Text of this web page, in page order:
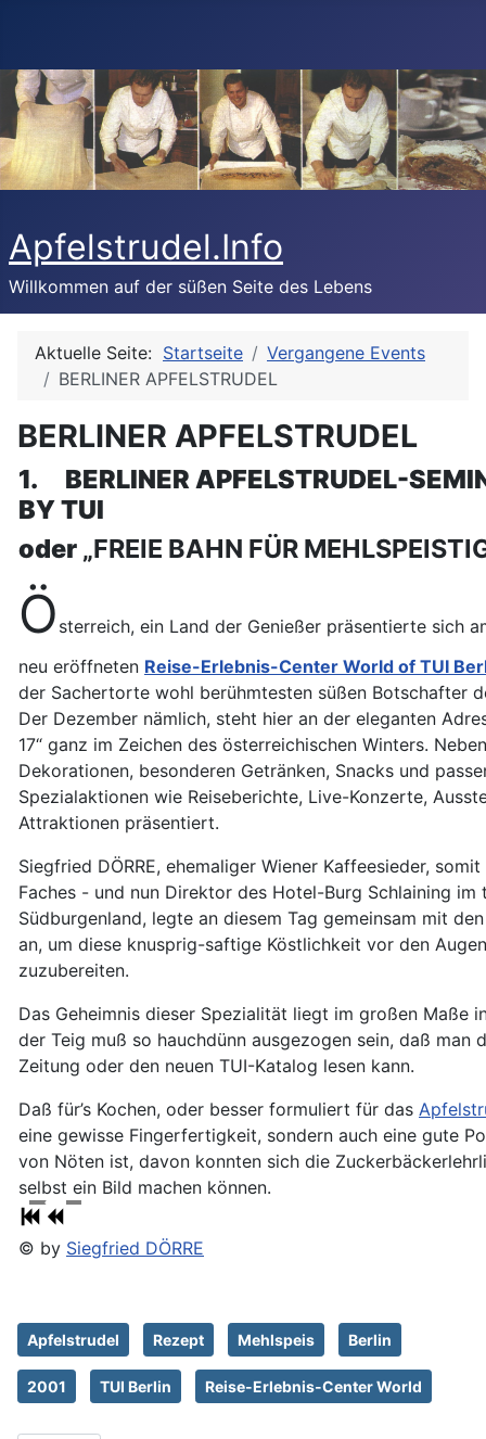
Apfelstrudel.Info
Willkommen auf der süßen Seite des Lebens
Aktuelle Seite: Startseite
Vergangene Events
BERLINER APFELSTRUDEL
BERLINER APFELSTRUDEL
1. BERLINER APFELSTRUDEL-
BY TUI
oder „FREIE BAHN FÜR
Ö sterreich, ein Land der Genießer präsentierte sich
neu eröffneten Reise-Erlebnis-Center World of TUI
der Sachertorte wohl berühmtesten süßen Botschafter
Der Dezember nämlich, steht hier an der eleganten
17“ ganz im Zeichen des österreichischen Winters.
Dekorationen, besonderen Getränken, Snacks und
Spezialaktionen wie Reiseberichte, Live-Konzerte,
Attraktionen präsentiert.
Siegfried DÖRRE, ehemaliger Wiener Kaffeesieder,
Faches - und nun Direktor des Hotel-Burg Schlaining im
Südburgenland, legte an diesem Tag gemeinsam mit
an, um diese knusprig-saftige Köstlichkeit vor den
zuzubereiten.
Das Geheimnis dieser Spezialität liegt im großen Maße
der Teig muß so hauchdünn ausgezogen sein, daß man
Zeitung oder den neuen TUI-Katalog lesen kann.
Daß für’s Kochen, oder besser formuliert für das
eine gewisse Fingerfertigkeit, sondern auch eine gute
von Nöten ist, davon konnten sich die
selbst ein Bild machen können.
© by Siegfried DÖRRE
Apfelstrudel Rezept Mehlspeis Berlin
2001 TUI Berlin Reise-Erlebnis-Center World